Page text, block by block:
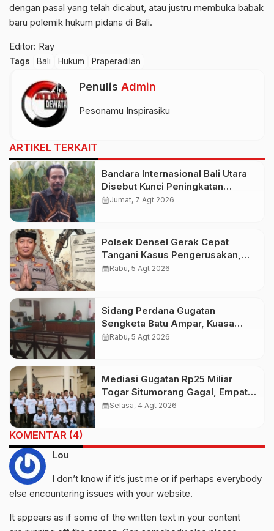
dengan pasal yang telah dicabut, atau justru membuka babak
baru polemik hukum pidana di Bali.
Editor: Ray
Tags Bali Hukum Praperadilan
Penulis Admin
Pesonamu Inspirasiku
ARTIKEL TERKAIT
Bandara Internasional Bali Utara
Disebut Kunci Peningkatan
Pariwisata Indonesia Timur dan
calendar_monthJumat, 7 Agt 2026
Polsek Densel Gerak Cepat
Tangani Kasus Pengerusakan,
Kapolsek: Kami Sudah Koordinasi
calendar_monthRabu, 5 Agt 2026
Sidang Perdana Gugatan
Sengketa Batu Ampar, Kuasa
Hukum Sebut Tak Ikut Tergugat di
calendar_monthRabu, 5 Agt 2026
Mediasi Gugatan Rp25 Miliar
Togar Situmorang Gagal, Empat
Media Pilih Lawan di Pengadilan
calendar_monthSelasa, 4 Agt 2026
KOMENTAR (4)
Lou
I don’t know if it’s just me or if perhaps everybody
else encountering issues with your website.
It appears as if some of the written text in your content